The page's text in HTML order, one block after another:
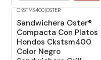
-36% Dcto.
CKSTMS400| OSTER
Sandwichera Oster®
Compacta Con Platos
Hondos Ckstsm400
Color Negro